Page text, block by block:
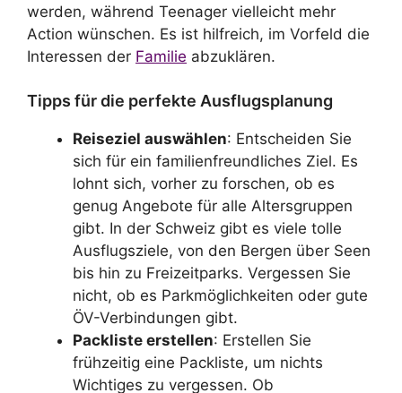
werden, während Teenager vielleicht mehr
Action wünschen. Es ist hilfreich, im Vorfeld die
Interessen der Familie abzuklären.
Tipps für die perfekte Ausflugsplanung
Reiseziel auswählen: Entscheiden Sie
sich für ein familienfreundliches Ziel. Es
lohnt sich, vorher zu forschen, ob es
genug Angebote für alle Altersgruppen
gibt. In der Schweiz gibt es viele tolle
Ausflugsziele, von den Bergen über Seen
bis hin zu Freizeitparks. Vergessen Sie
nicht, ob es Parkmöglichkeiten oder gute
ÖV-Verbindungen gibt.
Packliste erstellen: Erstellen Sie
frühzeitig eine Packliste, um nichts
Wichtiges zu vergessen. Ob